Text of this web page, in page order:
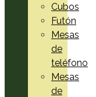
Cubos
Futón
Mesas
de
teléfono
Mesas
de